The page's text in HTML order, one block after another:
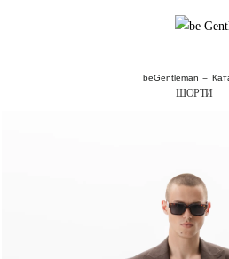
beGentleman
ШОРТИ